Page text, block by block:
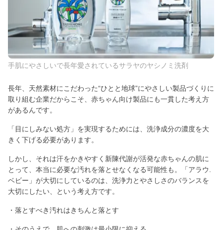
手肌にやさしいで長年愛されているサラヤのヤシノミ洗剤
長年、天然素材にこだわった“ひとと地球”にやさしい製品づくりに
取り組む企業だからこそ、赤ちゃん向け製品にも一貫した考え方
があるんです。
「目にしみない処方」を実現するためには、洗浄成分の濃度を大
きく下げる必要があります。
しかし、それは汗をかきやすく新陳代謝が活発な赤ちゃんの肌に
とって、本当に必要な汚れを落とせなくなる可能性も。「アラウ.
ベビー」が大切にしているのは、洗浄力とやさしさのバランスを
大切にしたい、という考え方です。
・落とすべき汚れはきちんと落とす